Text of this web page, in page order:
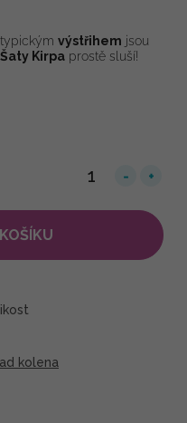
výstřihem jsou
Šaty Kirpa prostě sluší!
kolena